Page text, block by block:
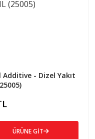
Additive - Dizel Yakıt
ÜRÜNE GİT